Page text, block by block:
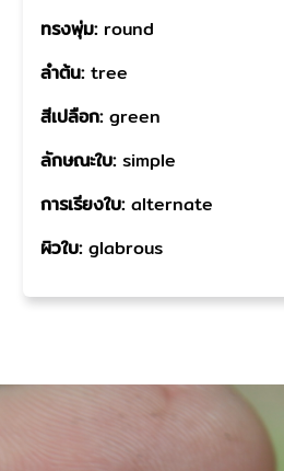
ทรงพุ่ม: round
ลำต้น:tree
สีเปลือก:green
ลักษณะใบ:simple
การเรียงใบ:alternate
ผิวใบ:glabrous